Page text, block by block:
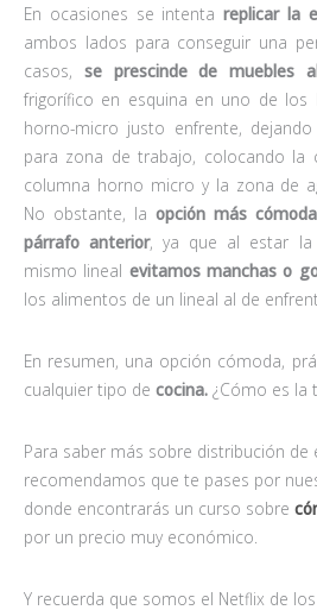
En ocasiones se intentareplicar la
ambos lados para conseguir una
casos, se prescinde de muebles
frigorífico en esquina en uno de los
horno-micro justo enfrente,
para zona de trabajo, colocando la
columna horno micro y la zona de
No obstante, la opción más cómoda
párrafo anterior, ya que al estar la
mismo lineal evitamos manchas o
los alimentos de un lineal al de
En resumen, una opción cómoda,
cualquier tipo de cocina. ¿Cómo es la
Para saber más sobre distribución de
recomendamos que te pases por
donde encontrarás un curso sobre
por un precio muy económico.
Y recuerda que somos el Netflix de